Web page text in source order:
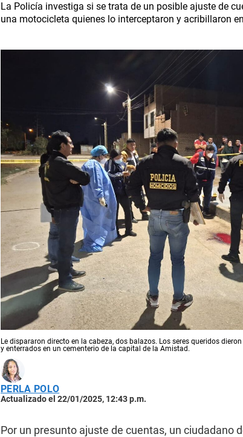
La Policía investiga si se trata de un posible ajuste de
una motocicleta quienes lo interceptaron y acribillaron
Le dispararon directo en la cabeza, dos balazos. Los seres queridos
y enterrados en un cementerio de la capital de la Amistad.
PERLA POLO
Actualizado el 22/01/2025, 12:43 p.m.
Por un presunto ajuste de cuentas, un ciudadano